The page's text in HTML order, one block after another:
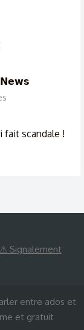
𝗡𝗲𝘄𝘀
fait scandale !
⚠ Signalement
entre ados et
et gratuit